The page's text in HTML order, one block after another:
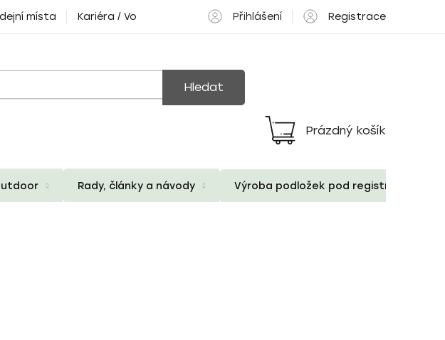
místa Kariéra / Volné pozice Přihlášení Registrace
Hledat
Nákupní
košík
Prázdný košík
Rady, články a návody Výroba podložek pod registrační